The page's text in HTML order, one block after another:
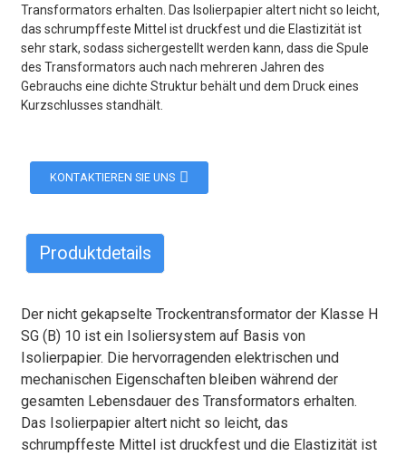
Transformators erhalten. Das Isolierpapier altert nicht so leicht,
das schrumpffeste Mittel ist druckfest und die Elastizität ist
sehr stark, sodass sichergestellt werden kann, dass die Spule
des Transformators auch nach mehreren Jahren des
Gebrauchs eine dichte Struktur behält und dem Druck eines
Kurzschlusses standhält.
KONTAKTIEREN SIE UNS
Produktdetails
Der nicht gekapselte Trockentransformator der Klasse H
SG (B) 10 ist ein Isoliersystem auf Basis von
Isolierpapier. Die hervorragenden elektrischen und
mechanischen Eigenschaften bleiben während der
gesamten Lebensdauer des Transformators erhalten.
Das Isolierpapier altert nicht so leicht, das
schrumpffeste Mittel ist druckfest und die Elastizität ist